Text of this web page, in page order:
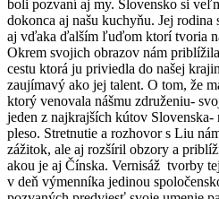
boli pozvaní aj my. Slovensko si
dokonca aj našu kuchyňu. Jej rodina
aj vďaka ďalším ľuďom ktorí tvoria
Okrem svojich obrazov nám
cestu ktorá ju priviedla do našej
zaujímavý ako jej talent. O tom, že
ktorý venovala nášmu združeniu-
jeden z najkrajších kútov Slovenska-
pleso. Stretnutie a rozhovor s Liu
zážitok, ale aj rozšíril obzory a
akou je aj Čínska. Vernisáž tvorby
v deň výmenníka jedinou